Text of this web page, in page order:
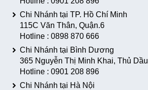
Chi Nhánh tại TP. Hồ Chí Minh
115C Văn Thân, Quận.6
Hotline : 0898 870 666
Chi Nhánh tại Bình Dương
365 Nguyễn Thị Minh Khai, Thủ Dầu
Hotline : 0901 208 896
Chi Nhánh tại Hà Nội